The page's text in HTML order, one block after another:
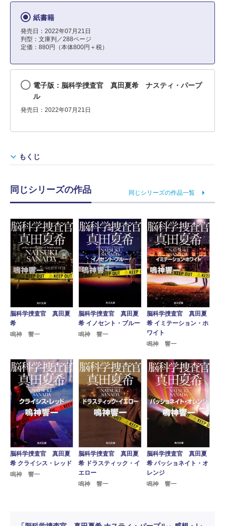
紙書籍
発売日：2022年07月21日
判型：文庫判／288ページ
定価：880円（本体800円＋税）
電子版：脳科学捜査官 真田夏希 ナスティ・パープ
ル
発売日：2022年07月21日
もくじ
同じシリーズの作品 同じシリーズの作品一覧
脳科学捜査官 真田夏
希
鳴神 響一
脳科学捜査官 真田夏
希 イノセント・ブルー
鳴神 響一
脳科学捜査官 真田夏
希 イミテーション・ホ
ワイト
鳴神 響一
脳科学捜査官 真田夏
希 クライシス・レッド
鳴神 響一
脳科学捜査官 真田夏
希 ドラスティック・イ
エロー
鳴神 響一
脳科学捜査官 真田夏
希 パッショネイト・オ
レンジ
鳴神 響一